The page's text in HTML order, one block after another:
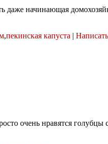
даже начинающая
,пекинская капуста |
очень нравятся